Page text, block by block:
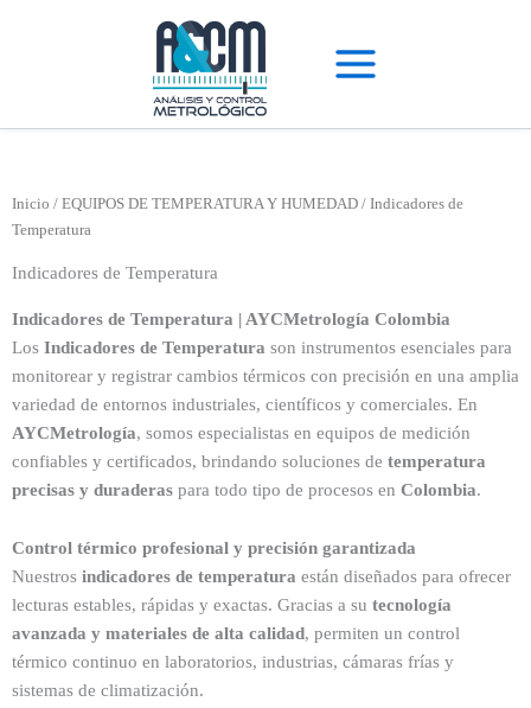
Inicio / EQUIPOS DE TEMPERATURA Y HUMEDAD / Indicadores de
Temperatura
Indicadores de Temperatura
Indicadores de Temperatura | AYCMetrología Colombia
Los Indicadores de Temperatura son instrumentos esenciales para
monitorear y registrar cambios térmicos con precisión en una amplia
variedad de entornos industriales, científicos y comerciales. En
AYCMetrología, somos especialistas en equipos de medición
confiables y certificados, brindando soluciones de temperatura
precisas y duraderas para todo tipo de procesos en Colombia.
Control térmico profesional y precisión garantizada
Nuestros indicadores de temperatura están diseñados para ofrecer
lecturas estables, rápidas y exactas. Gracias a su tecnología
avanzada y materiales de alta calidad, permiten un control
térmico continuo en laboratorios, industrias, cámaras frías y
sistemas de climatización.